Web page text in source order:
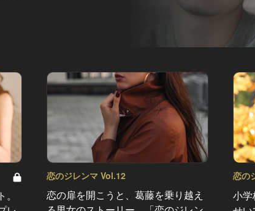
恋のジレンマ Vol.12
恋の扉を開こうと、葛藤を乗り越え
恋の
小